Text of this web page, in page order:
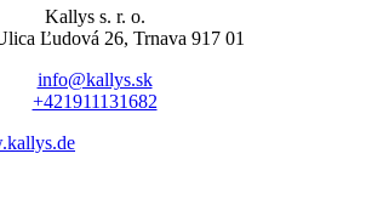
Kallys s. r. o.
Ľudová 26, Trnava 917 01
info@kallys.sk
+421911131682